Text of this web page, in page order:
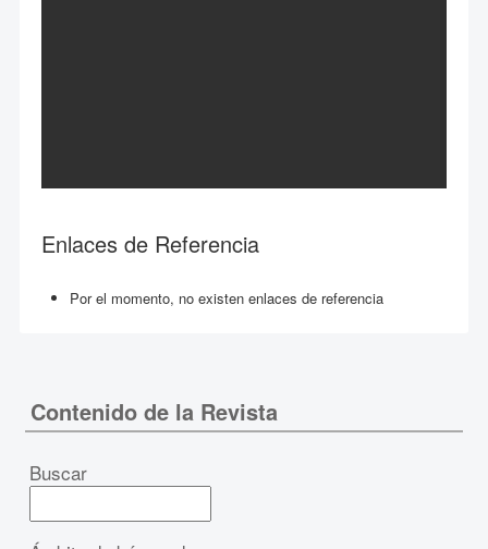
Enlaces de Referencia
Por el momento, no existen enlaces de referencia
Contenido de la Revista
Buscar